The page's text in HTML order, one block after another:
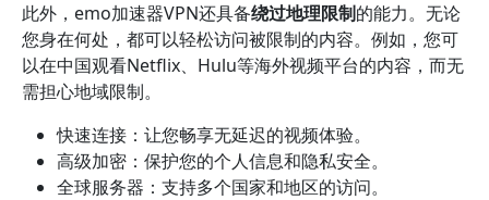
此外，emo加速器VPN还具备绕过地理限制的能力。无论
您身在何处，都可以轻松访问被限制的内容。例如，您可
以在中国观看Netflix、Hulu等海外视频平台的内容，而无
需担心地域限制。
快速连接：让您畅享无延迟的视频体验。
高级加密：保护您的个人信息和隐私安全。
全球服务器：支持多个国家和地区的访问。